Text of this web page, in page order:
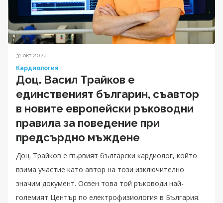
31 окт 2024
Кардиология
Доц. Васил Трайков е
единственият българин, съавтор
в новите европейски ръководни
правила за поведение при
предсърдно мъждене
Доц. Трайков е първият български кардиолог, който
взима участие като автор на този изключително
значим документ. Освен това той ръководи най-
големият Център по електрофизиология в България.